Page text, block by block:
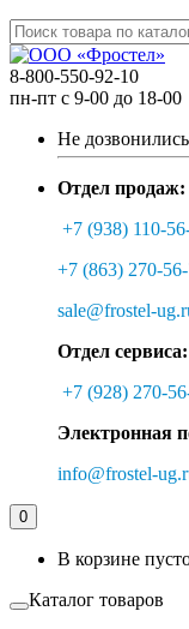
8-800-550-92-10
пн-пт с 9-00 до 18-00
Не
Отдел продаж:
+7 (938) 110-
+7 (863) 270-
sale@frostel-
Отдел сервиса:
+7 (928) 270-
Электронная
info@frostel-
0
В корзине
Каталог товаров